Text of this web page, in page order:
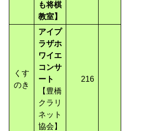
も将棋
教室】
くす
のき
アイプ
ラザホ
ワイエ
コンサ
ート
【豊橋
クラリ
ネット
協会 】
216